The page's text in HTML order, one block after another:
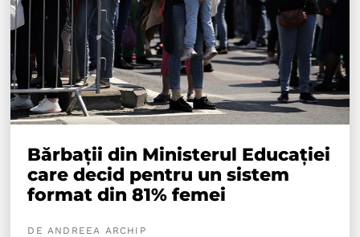
Bărbații din Ministerul Educației
care decid pentru un sistem
format din 81% femei
DE ANDREEA ARCHIP